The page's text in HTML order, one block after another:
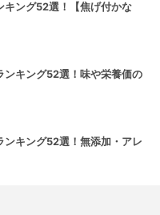
キング52選！【焦げ付かな
ンキング52選！味や栄養価の
ンキング52選！無添加・アレ